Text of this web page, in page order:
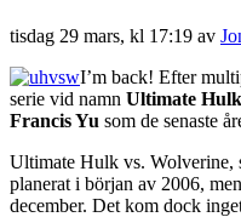
tisdag 29 mars, kl 17:19 av
I’m back! Efter
serie vid namn Ultimate
Francis Yu som de senaste
Ultimate Hulk vs. Wolverine,
planerat i början av 2006,
december. Det kom dock